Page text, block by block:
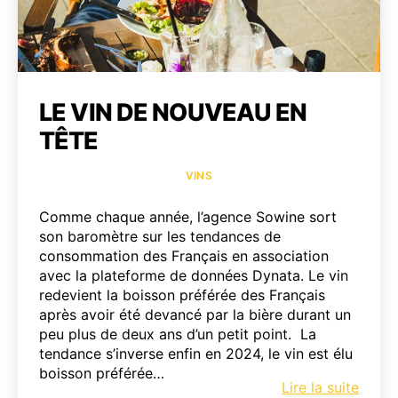
LE VIN DE NOUVEAU EN
TÊTE
VINS
Comme chaque année, l’agence Sowine sort
son baromètre sur les tendances de
consommation des Français en association
avec la plateforme de données Dynata. Le vin
redevient la boisson préférée des Français
après avoir été devancé par la bière durant un
peu plus de deux ans d’un petit point. La
tendance s’inverse enfin en 2024, le vin est élu
boisson préférée…
Lire la suiteLe